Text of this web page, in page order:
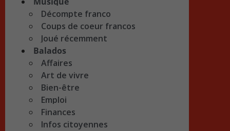
Décompte franco
Coups de coeur francos
Joué récemment
Balados
Affaires
Art de vivre
Bien-être
Emploi
Finances
Infos citoyennes